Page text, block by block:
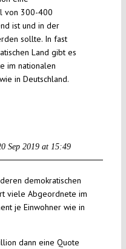
von 300-400
ist und in der
sollte. In fast
Land gibt es
im nationalen
in Deutschland.
Sep 2019 at 15:49
demokratischen
viele Abgeordnete im
je Einwohner wie in
dann eine Quote